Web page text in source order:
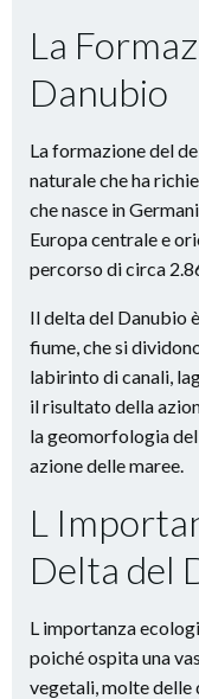
La
Danubio
La formazione del
naturale che ha
che nasce in
Europa centrale e
percorso di circa
Il delta del Danubio
fiume, che si
labirinto di canali,
il risultato della
la geomorfologia
azione delle maree.
L
Delta del
L importanza
poiché ospita una
vegetali, molte delle